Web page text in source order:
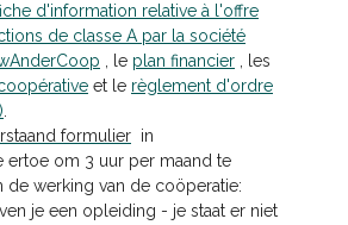
d'information relative à l'offre
de classe A par la société
, le plan financier , les
et le règlement d'ordre
formulier in
ertoe om 3 uur per maand te
de werking van de coöperatie:
je een opleiding - je staat er niet